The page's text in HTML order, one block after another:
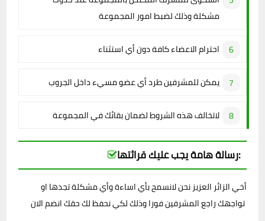
مشكلة وذلك لضبط امور المجموعة
احترام الاعضاء كافة دون أي استثناء
يمكن للمشرفين طرد أي عضو مسيء داخل الجروب
لاتخالف هذه الشروط لضمان بقائك في المجموعة
رسالة هامة يجب عليك قرائتها:
أخي الزائر العزيز نحن لانسمح بأي اساءة وأي مشكلة تجدها او